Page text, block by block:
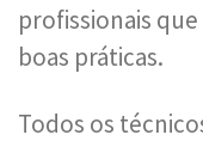
profissionais
boas práticas.
Todos os